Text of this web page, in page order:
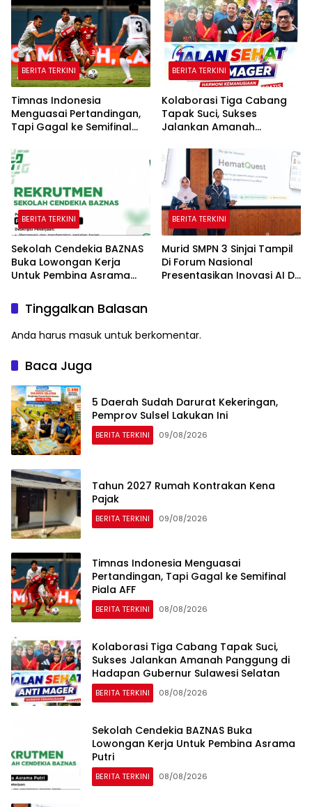
BERITA TERKINI
Timnas Indonesia
Menguasai Pertandingan,
Tapi Gagal ke Semifinal
BERITA TERKINI
Kolaborasi Tiga Cabang
Tapak Suci, Sukses
Jalankan Amanah
Gubernur Sulawesi Selatan
BERITA TERKINI
Sekolah Cendekia BAZNAS
Buka Lowongan Kerja
Untuk Pembina Asrama
BERITA TERKINI
Murid SMPN 3 Sinjai Tampil
Di Forum Nasional
Presentasikan Inovasi AI Di
Tinggalkan Balasan
Anda harus masuk untuk berkomentar.
Baca Juga
5 Daerah Sudah Darurat Kekeringan,
Pemprov Sulsel Lakukan Ini
BERITA TERKINI 09/08/2026
Tahun 2027 Rumah Kontrakan Kena
Pajak
BERITA TERKINI 09/08/2026
Timnas Indonesia Menguasai
Pertandingan, Tapi Gagal ke Semifinal
Piala AFF
BERITA TERKINI 08/08/2026
Kolaborasi Tiga Cabang Tapak Suci,
Sukses Jalankan Amanah Panggung di
Hadapan Gubernur Sulawesi Selatan
BERITA TERKINI 08/08/2026
Sekolah Cendekia BAZNAS Buka
Lowongan Kerja Untuk Pembina Asrama
Putri
BERITA TERKINI 08/08/2026